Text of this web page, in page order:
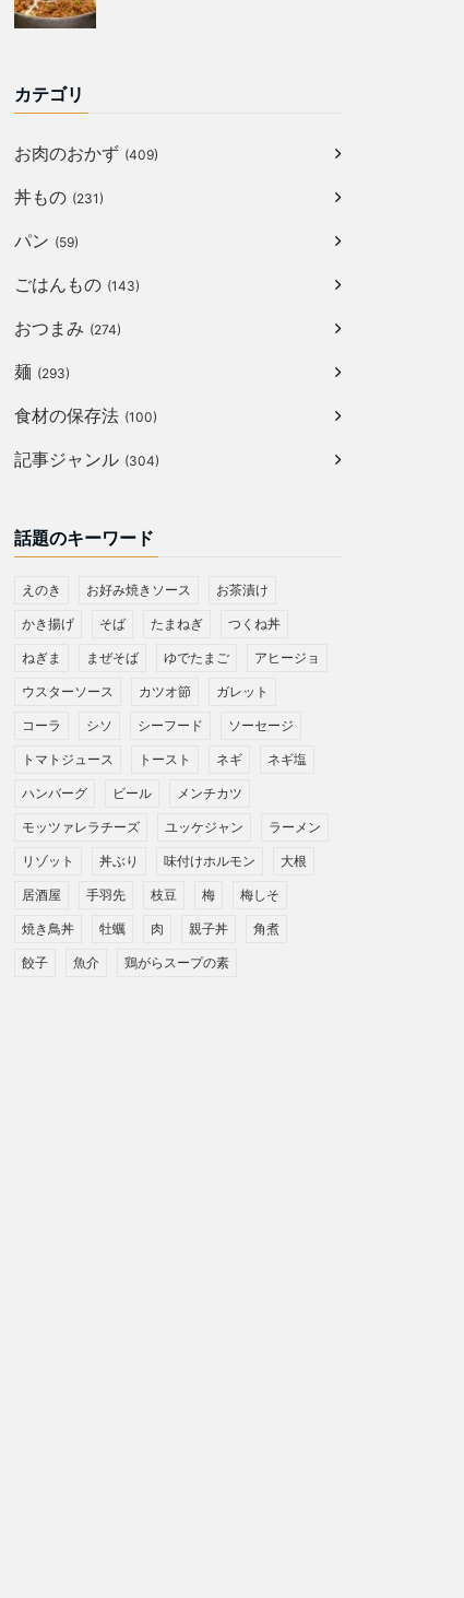
カテゴリ
お肉のおかず (409)
丼もの (231)
パン (59)
ごはんもの (143)
おつまみ (274)
麺 (293)
食材の保存法 (100)
記事ジャンル (304)
話題のキーワード
えのき お好み焼きソース お茶漬け
かき揚げ そば たまねぎ つくね丼
ねぎま まぜそば ゆでたまご アヒージョ
ウスターソース カツオ節 ガレット
コーラ シソ シーフード ソーセージ
トマトジュース トースト ネギ ネギ塩
ハンバーグ ビール メンチカツ
モッツァレラチーズ ユッケジャン ラーメン
リゾット 丼ぶり 味付けホルモン 大根
居酒屋 手羽先 枝豆 梅 梅しそ
焼き鳥丼 牡蠣 肉 親子丼 角煮
餃子 魚介 鶏がらスープの素